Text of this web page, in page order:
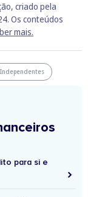
criado pela
Os conteúdos
mais.
para si e